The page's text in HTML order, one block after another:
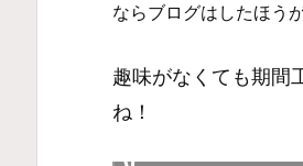
ならブログはしたほう
趣味がなくても期間
ね！